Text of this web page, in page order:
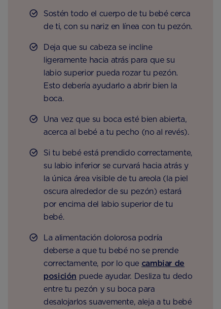
Sostén todo el cuerpo de tu bebé cerca
de ti, con su nariz en línea con tu pezón.
Deja que su cabeza se incline
ligeramente hacia atrás para que su
labio superior pueda rozar tu pezón.
Esto debería ayudarlo a abrir bien la
boca.
Una vez que su boca esté bien abierta,
acerca al bebé a tu pecho (no al revés).
Si tu bebé está prendido correctamente,
su labio inferior se curvará hacia atrás y
la única área visible de tu areola (la piel
oscura alrededor de su pezón) estará
por encima del labio superior de tu
bebé.
La alimentación dolorosa podría
deberse a que tu bebé no se prende
correctamente, por lo que cambiar de
posición puede ayudar. Desliza tu dedo
entre tu pezón y su boca para
desalojarlos suavemente, aleja a tu bebé